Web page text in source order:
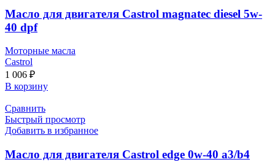
Масло для двигателя Castrol magnatec diesel 5w-
40 dpf
Моторные масла
Castrol
1 006 ₽
В корзину
Сравнить
Быстрый просмотр
Добавить в избранное
Масло для двигателя Castrol edge 0w-40 a3/b4